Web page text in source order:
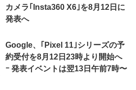
カメラ｢Insta360 X6｣を8月12日に
発表へ
Google、｢Pixel 11｣シリーズの予
約受付を8月12日23時より開始へ
ｰ 発表イベントは翌13日午前7時〜